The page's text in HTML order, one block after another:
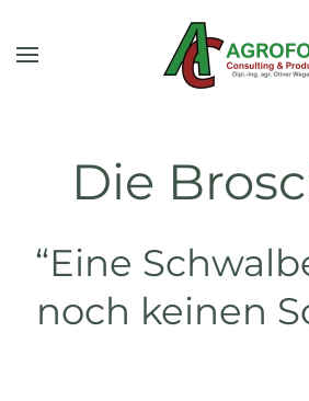
Skip to main content
Die
“Eine
noch keinen